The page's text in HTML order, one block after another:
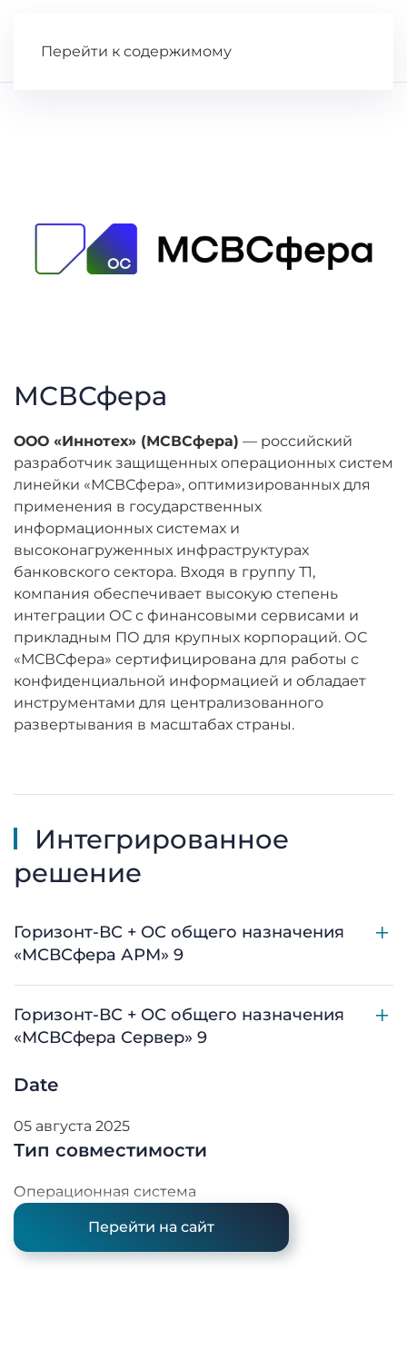
Перейти к содержимому
МСВСфера
ООО «Иннотех» (МСВСфера) — российский
разработчик защищенных операционных систем
линейки «МСВСфера», оптимизированных для
применения в государственных
информационных системах и
высоконагруженных инфраструктурах
банковского сектора. Входя в группу Т1,
компания обеспечивает высокую степень
интеграции ОС с финансовыми сервисами и
прикладным ПО для крупных корпораций. ОС
«МСВСфера» сертифицирована для работы с
конфиденциальной информацией и обладает
инструментами для централизованного
развертывания в масштабах страны.
Интегрированное
решение
Горизонт-ВС + ОС общего назначения
«МСВСфера АРМ» 9
Горизонт-ВС + ОС общего назначения
«МСВСфера Сервер» 9
Date
05 августа 2025
Тип совместимости
Операционная система
Перейти на сайт